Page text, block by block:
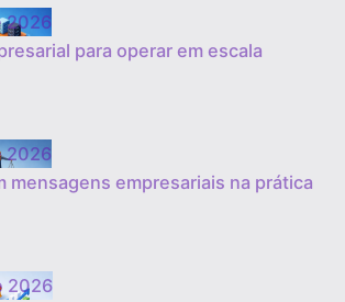
2026
para operar em escala
2026
mensagens empresariais na prática
2026